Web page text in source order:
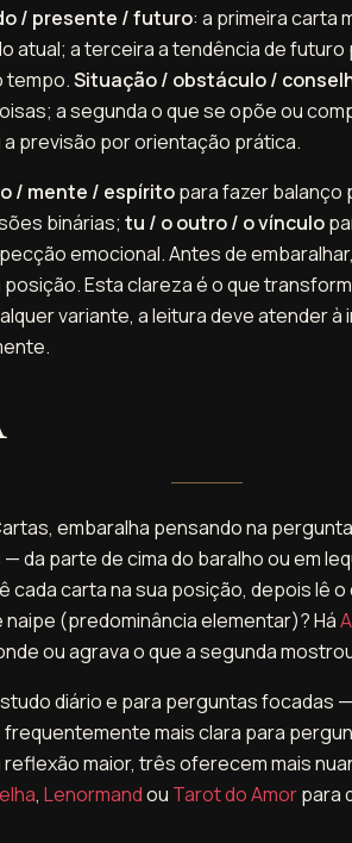
/ presente / futuro: a primeira carta
atual; a terceira a tendência de futuro
tempo.Situação / obstáculo /
a segunda o que se opõe ou
previsão por orientação prática.
/ mente / espíritopara fazer balanço
binárias; tu / o outro / o vínculo
emocional. Antes de
Esta clareza é o que
variante, a leitura deve atender
embaralha pensando na
da parte de cima do baralho ou em
cada carta na sua posição, depois lê
(predominância elementar)? Há
ou agrava o que a segunda
diário e para perguntas focadas
mais clara para
maior, três oferecem mais
, Lenormandou Tarot do Amorpara